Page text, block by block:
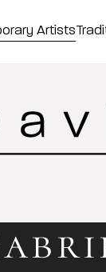
Artists